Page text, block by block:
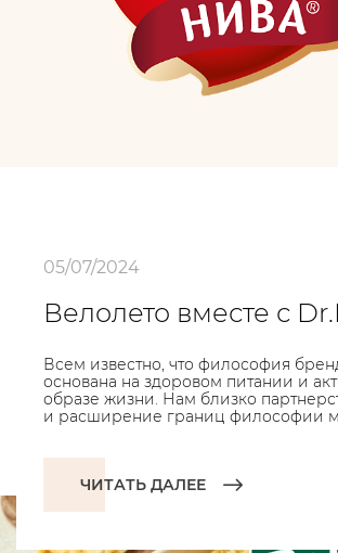
05/07/2024
Велолето вместе с
Всем известно, что философия
основана на здоровом питании и
образе жизни. Нам близко
и расширение границ философии
ЧИТАТЬ ДАЛЕЕ